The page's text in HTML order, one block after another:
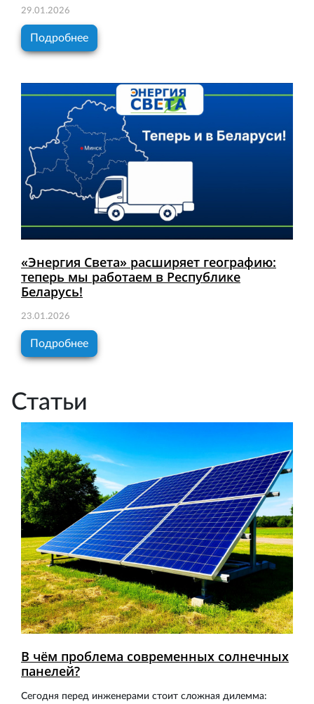
29.01.2026
Подробнее
«Энергия Света» расширяет географию:
теперь мы работаем в Республике
Беларусь!
23.01.2026
Подробнее
Статьи
В чём проблема современных солнечных
панелей?
Сегодня перед инженерами стоит сложная дилемма: